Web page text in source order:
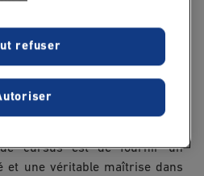
et appréciées par le milieu
termes, il s’agit de
l’international. Notre MSc In
est par exemple dispensé en
de cursus est de fournir un
et une véritable maîtrise dans
refuser